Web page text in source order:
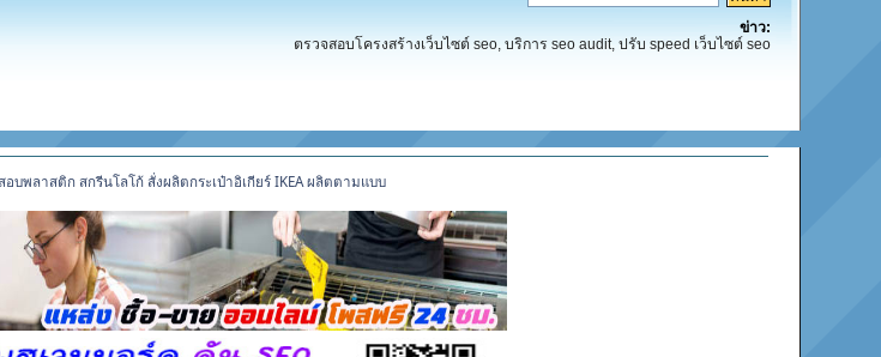
ข่าว:
ตรวจสอบโครงสร้างเว็บไซต์ seo, บริการ seo audit, ปรับ speed เว็บไซต์ seo
อบพลาสติก สกรีนโลโก้ สั่งผลิตกระเป๋าอิเกียร์ IKEA ผลิตตามแบบ